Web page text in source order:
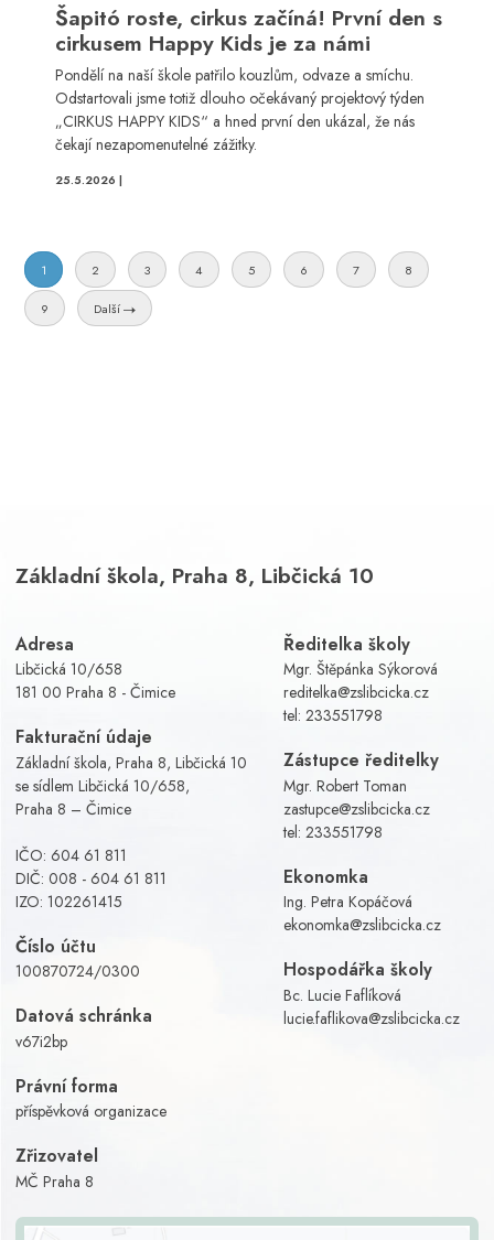
Šapitó roste, cirkus začíná! První den s
cirkusem Happy Kids je za námi
Pondělí na naší škole patřilo kouzlům, odvaze a smíchu.
Odstartovali jsme totiž dlouho očekávaný projektový týden
„CIRKUS HAPPY KIDS“ a hned první den ukázal, že nás
čekají nezapomenutelné zážitky.
25.5.2026 |
1 2 3 4 5 6 7 8
9 Další
Základní škola, Praha 8, Libčická 10
Adresa
Libčická 10/658
181 00 Praha 8 - Čimice
Fakturační údaje
Základní škola, Praha 8, Libčická 10
se sídlem Libčická 10/658,
Praha 8 – Čimice
IČO: 604 61 811
DIČ: 008 - 604 61 811
IZO: 102261415
Číslo účtu
100870724/0300
Datová schránka
v67i2bp
Právní forma
příspěvková organizace
Zřizovatel
MČ Praha 8
Ředitelka školy
Mgr. Štěpánka Sýkorová
reditelka@zslibcicka.cz
tel: 233551798
Zástupce ředitelky
Mgr. Robert Toman
zastupce@zslibcicka.cz
tel: 233551798
Ekonomka
Ing. Petra Kopáčová
ekonomka@zslibcicka.cz
Hospodářka školy
Bc. Lucie Faflíková
lucie.faflikova@zslibcicka.cz